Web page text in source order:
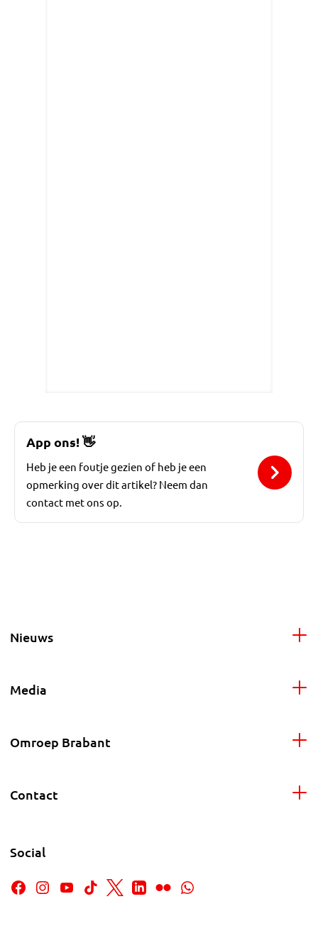
App ons!👋
Heb je een foutje gezien of heb je een
opmerking over dit artikel? Neem dan
contact met ons op.
Nieuws
Media
Omroep Brabant
Contact
Social